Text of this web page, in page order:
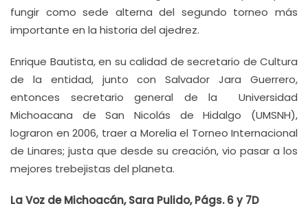
fungir como sede alterna del segundo torneo más
importante en la historia del ajedrez.
Enrique Bautista, en su calidad de secretario de Cultura
de la entidad, junto con Salvador Jara Guerrero,
entonces secretario general de la Universidad
Michoacana de San Nicolás de Hidalgo (UMSNH),
lograron en 2006, traer a Morelia el Torneo Internacional
de Linares; justa que desde su creación, vio pasar a los
mejores trebejistas del planeta.
La Voz de Michoacán, Sara Pulido, Págs. 6 y 7D